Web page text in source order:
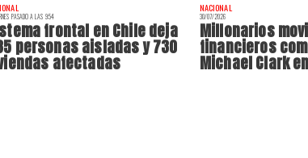
PASADO A LAS 9:54
frontal en Chile deja
personas aisladas y 730
afectadas
NACIONAL
30/07/2026
Millonarios
financieros
Michael Clark